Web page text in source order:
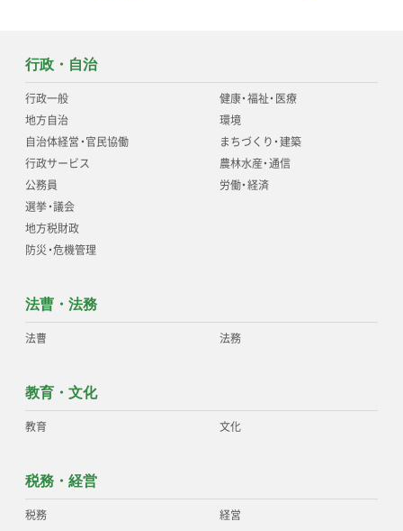
行政・自治
行政一般
地方自治
自治体経営・官民協働
行政サービス
公務員
選挙・議会
地方税財政
防災・危機管理
健康・福祉・医療
環境
まちづくり・建築
農林水産・通信
労働・経済
法曹・法務
法曹 法務
教育・文化
教育 文化
税務・経営
税務 経営